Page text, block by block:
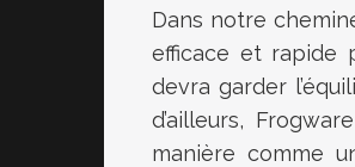
Dans notre
efficace et rapide
devra garder
d’ailleurs,
manière comme